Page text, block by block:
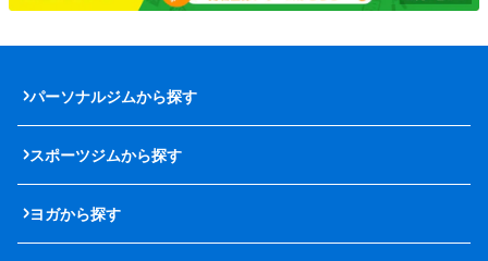
パーソナルジムから探す
スポーツジムから探す
ヨガから探す